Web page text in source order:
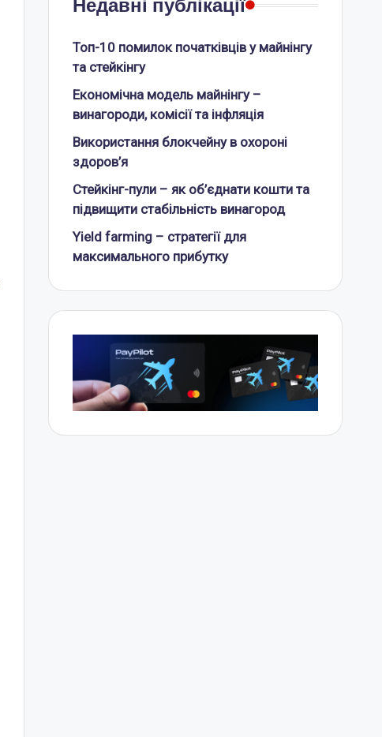
Недавні публікації
Топ-10 помилок початківців у майнінгу
та стейкінгу
Економічна модель майнінгу –
винагороди, комісії та інфляція
Використання блокчейну в охороні
здоров’я
Стейкінг-пули – як об’єднати кошти та
підвищити стабільність винагород
Yield farming – стратегії для
максимального прибутку